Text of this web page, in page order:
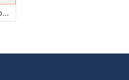
Samo se stihom može reći to : poezija Miroslava Krleže : Književni petak, dvorana u Novinarskom domu, 21. 2. 1975., br. 477 / sudjeluju Miroslav Vaupotić, Goran Matović, Ivica Percl ; urednik Stanislav Škunca